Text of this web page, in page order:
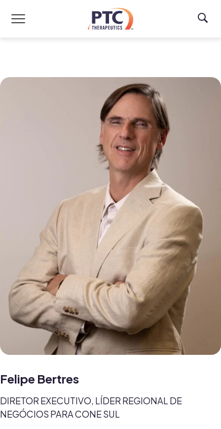
Felipe Bertres
DIRETOR EXECUTIVO, LÍDER REGIONAL DE
NEGÓCIOS PARA CONE SUL